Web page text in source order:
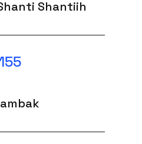
Shantiih